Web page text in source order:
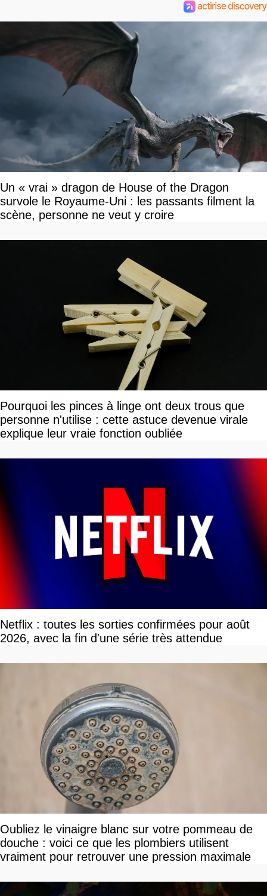
Un « vrai » dragon de House of the Dragon
survole le Royaume-Uni : les passants filment la
scène, personne ne veut y croire
Pourquoi les pinces à linge ont deux trous que
personne n'utilise : cette astuce devenue virale
explique leur vraie fonction oubliée
Netflix : toutes les sorties confirmées pour août
2026, avec la fin d'une série très attendue
Oubliez le vinaigre blanc sur votre pommeau de
douche : voici ce que les plombiers utilisent
vraiment pour retrouver une pression maximale